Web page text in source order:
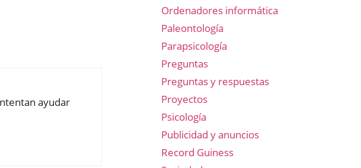
ayudar
Ordenadores informática
Paleontología
Parapsicología
Preguntas
Preguntas y respuestas
Proyectos
Psicología
Publicidad y anuncios
Record Guiness